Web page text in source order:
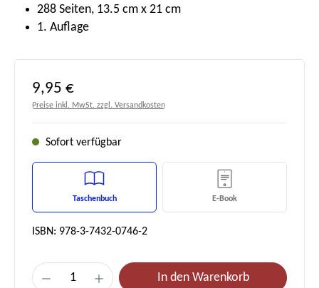
288 Seiten, 13.5 cm x 21 cm
1. Auflage
Regulärer Preis:
9,95 €
Preise inkl. MwSt. zzgl. Versandkosten
Sofort verfügbar
Taschenbuch E-Book
ISBN: 978-3-7432-0746-2
Produkt Anzahl: Gib den gewünschten
In den Warenkorb